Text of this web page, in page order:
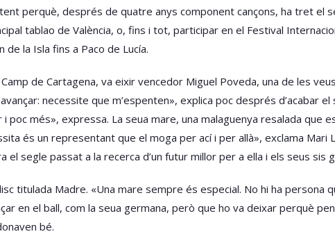
perquè, després de quatre anys component cançons, ha tret el
tablao de València, o, fins i tot, participar en el Festival
la Isla fins a Paco de Lucía.
de Cartagena, va eixir vencedor Miguel Poveda, una de les
necessite que m’espenten», explica poc després d’acabar
poc més», expressa. La seua mare, una malaguenya resalada que
és un representant que el moga per ací i per allà», exclama Mari
segle passat a la recerca d’un futur millor per a ella i els seus sis
titulada Madre. «Una mare sempre és especial. No hi ha persona
en el ball, com la seua germana, però que ho va deixar perquè
bé.